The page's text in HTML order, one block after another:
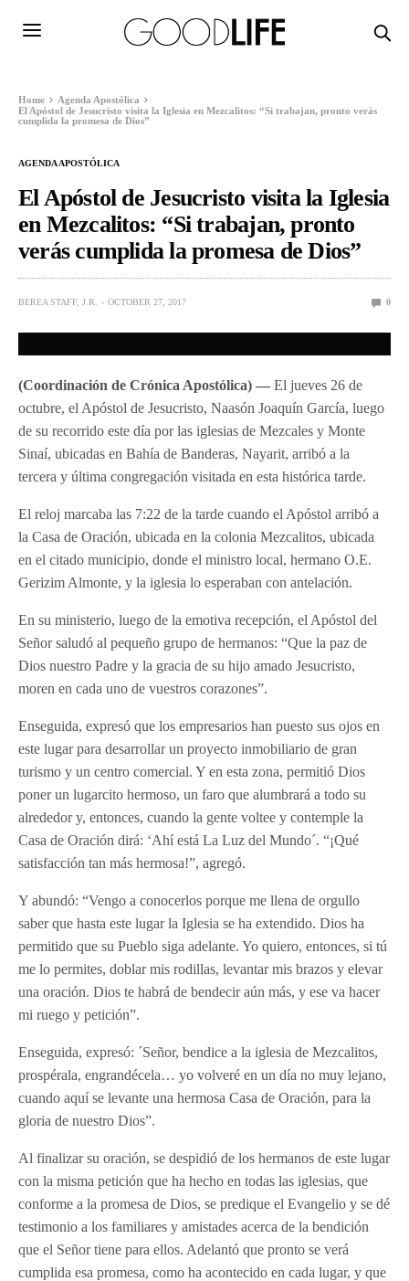
Home
Agenda Apostólica
El Apóstol de Jesucristo visita la Iglesia en Mezcalitos: “Si trabajan, pronto verás
cumplida la promesa de Dios”
AGENDA APOSTÓLICA
El Apóstol de Jesucristo visita la Iglesia
en Mezcalitos: “Si trabajan, pronto
verás cumplida la promesa de Dios”
BEREA STAFF, J.R. OCTOBER 27, 2017 0
(Coordinación de Crónica Apostólica) —El jueves 26 de
octubre, el Apóstol de Jesucristo, Naasón Joaquín García, luego
de su recorrido este día por las iglesias de Mezcales y Monte
Sinaí, ubicadas en Bahía de Banderas, Nayarit, arribó a la
tercera y última congregación visitada en esta histórica tarde.
El reloj marcaba las 7:22 de la tarde cuando el Apóstol arribó a
la Casa de Oración, ubicada en la colonia Mezcalitos, ubicada
en el citado municipio, donde el ministro local, hermano O.E.
Gerizim Almonte, y la iglesia lo esperaban con antelación.
En su ministerio, luego de la emotiva recepción, el Apóstol del
Señor saludó al pequeño grupo de hermanos: “Que la paz de
Dios nuestro Padre y la gracia de su hijo amado Jesucristo,
moren en cada uno de vuestros corazones”.
Enseguida, expresó que los empresarios han puesto sus ojos en
este lugar para desarrollar un proyecto inmobiliario de gran
turismo y un centro comercial. Y en esta zona, permitió Dios
poner un lugarcito hermoso, un faro que alumbrará a todo su
alrededor y, entonces, cuando la gente voltee y contemple la
Casa de Oración dirá: ‘Ahí está La Luz del Mundo´. “¡Qué
satisfacción tan más hermosa!”, agregó.
Y abundó: “Vengo a conocerlos porque me llena de orgullo
saber que hasta este lugar la Iglesia se ha extendido. Dios ha
permitido que su Pueblo siga adelante. Yo quiero, entonces, si tú
me lo permites, doblar mis rodillas, levantar mis brazos y elevar
una oración. Dios te habrá de bendecir aún más, y ese va hacer
mi ruego y petición”.
Enseguida, expresó: ´Señor, bendice a la iglesia de Mezcalitos,
prospérala, engrandécela… yo volveré en un día no muy lejano,
cuando aquí se levante una hermosa Casa de Oración, para la
gloria de nuestro Dios”.
Al finalizar su oración, se despidió de los hermanos de este lugar
con la misma petición que ha hecho en todas las iglesias, que
conforme a la promesa de Dios, se predique el Evangelio y se dé
testimonio a los familiares y amistades acerca de la bendición
que el Señor tiene para ellos. Adelantó que pronto se verá
cumplida esa promesa, como ha acontecido en cada lugar, y que